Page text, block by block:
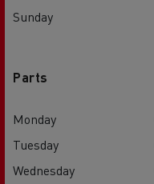
Sunday
Parts
Monday
Tuesday
Wednesday